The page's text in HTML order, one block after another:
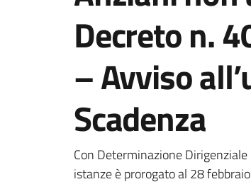
Decreto n.
– Avviso
Scadenza
Dettagli della
Con Determinazione
istanze è prorogato al 28